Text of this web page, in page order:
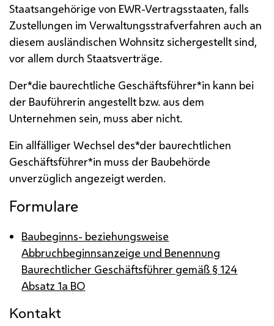
Staatsangehörige von EWR-Vertragsstaaten, falls
Zustellungen im Verwaltungsstrafverfahren auch an
diesem ausländischen Wohnsitz sichergestellt sind,
vor allem durch Staatsverträge.
Der*die baurechtliche Geschäftsführer*in kann bei
der Bauführerin angestellt bzw. aus dem
Unternehmen sein, muss aber nicht.
Ein allfälliger Wechsel des*der baurechtlichen
Geschäftsführer*in muss der Baubehörde
unverzüglich angezeigt werden.
Formulare
Baubeginns- beziehungsweise
Abbruchbeginnsanzeige und Benennung
Baurechtlicher Geschäftsführer gemäß § 124
Absatz 1a BO
Kontakt